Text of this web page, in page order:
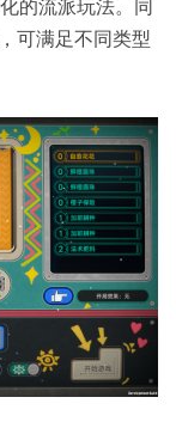
的流派玩法。同
可满足不同类型